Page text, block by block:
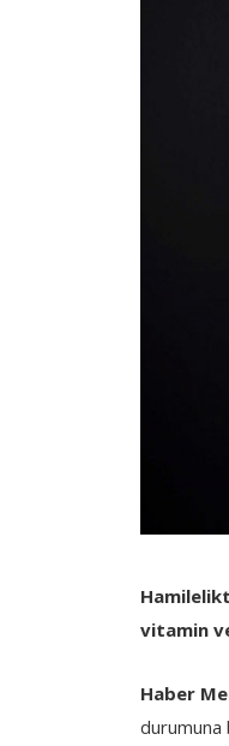
vitamin
Haber
durumuna